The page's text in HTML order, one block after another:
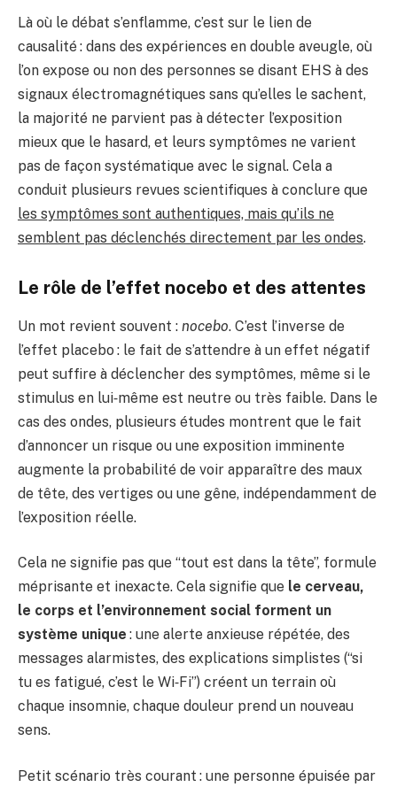
Là où le débat s’enflamme, c’est sur le lien de
causalité : dans des expériences en double aveugle, où
l’on expose ou non des personnes se disant EHS à des
signaux électromagnétiques sans qu’elles le sachent,
la majorité ne parvient pas à détecter l’exposition
mieux que le hasard, et leurs symptômes ne varient
pas de façon systématique avec le signal. Cela a
conduit plusieurs revues scientifiques à conclure que
les symptômes sont authentiques, mais qu’ils ne
semblent pas déclenchés directement par les ondes.
Le rôle de l’effet nocebo et des attentes
Un mot revient souvent : nocebo. C’est l’inverse de
l’effet placebo : le fait de s’attendre à un effet négatif
peut suffire à déclencher des symptômes, même si le
stimulus en lui‑même est neutre ou très faible. Dans le
cas des ondes, plusieurs études montrent que le fait
d’annoncer un risque ou une exposition imminente
augmente la probabilité de voir apparaître des maux
de tête, des vertiges ou une gêne, indépendamment de
l’exposition réelle.
Cela ne signifie pas que “tout est dans la tête”, formule
méprisante et inexacte. Cela signifie que le cerveau,
le corps et l’environnement social forment un
système unique : une alerte anxieuse répétée, des
messages alarmistes, des explications simplistes (“si
tu es fatigué, c’est le Wi‑Fi”) créent un terrain où
chaque insomnie, chaque douleur prend un nouveau
sens.
Petit scénario très courant : une personne épuisée par